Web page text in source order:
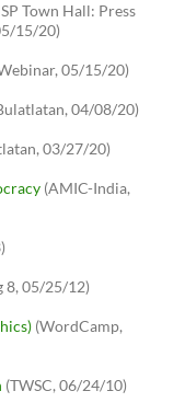
Town Hall: Press
15/20)
05/15/20)
04/08/20)
03/27/20)
(AMIC-India,
8, 05/25/12)
(WordCamp,
(TWSC, 06/24/10)